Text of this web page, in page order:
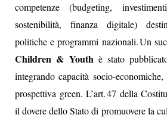
competenze (budgeting,
sostenibilità, finanza digitale)
politiche e programmi nazionali. Un
Children & Youth è stato
integrando capacità
prospettiva green. L’art. 47 della
il dovere dello Stato di promuovere la